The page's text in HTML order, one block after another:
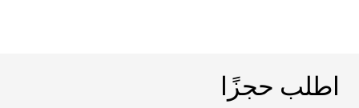
اطلب حجزًا
اطلب حجزًا